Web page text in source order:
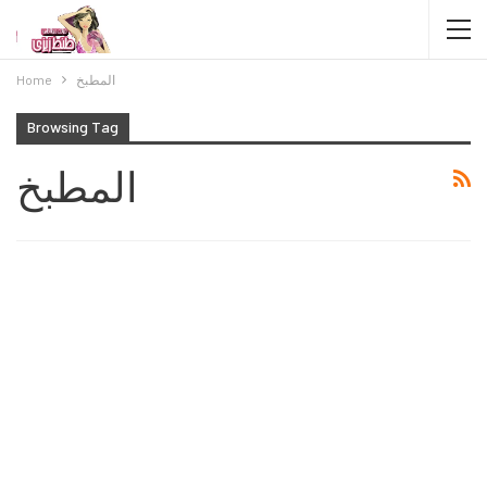
Home المطبخ
Browsing Tag
المطبخ